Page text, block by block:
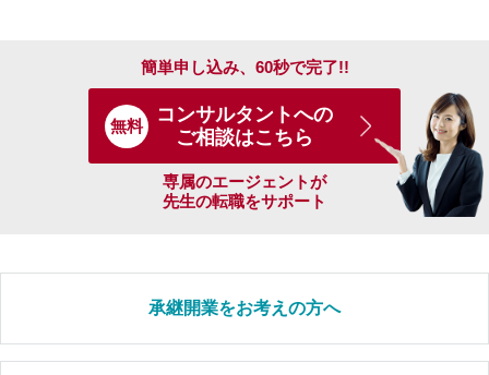
簡単申し込み、60秒で完了!!
無料
コンサルタントへの
ご相談はこちら
専属のエージェントが
先生の転職をサポート
承継開業をお考えの方へ